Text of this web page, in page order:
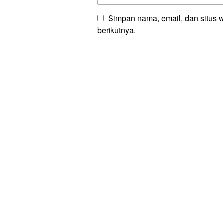
Simpan nama, email, dan situs
berikutnya.